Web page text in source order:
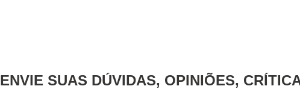
ENVIE SUAS DÚVIDAS, OPINIÕES,